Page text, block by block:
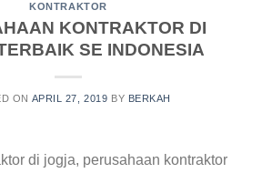
KONTRAKTOR
KONTRAKTOR DI
SE INDONESIA
ON APRIL 27, 2019 BY BERKAH
di jogja, perusahaan kontraktor